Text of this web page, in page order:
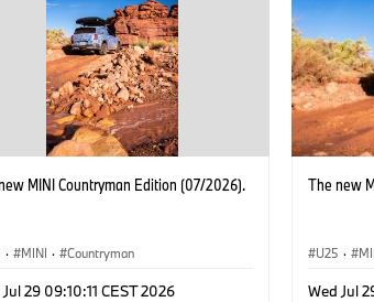
MINI Countryman Edition (07/2026).
· MINI · Countryman
29 09:10:11 CEST 2026
The new
U25 ·
Wed Jul